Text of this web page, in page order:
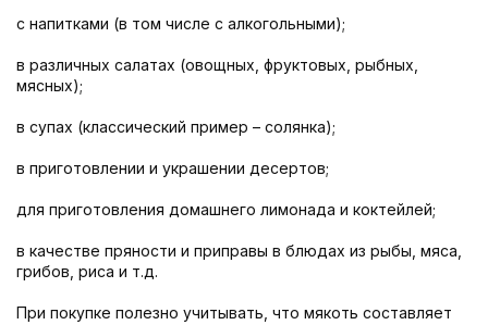
с напитками (в том числе с алкогольными);
в различных салатах (овощных, фруктовых, рыбных,
мясных);
в супах (классический пример – солянка);
в приготовлении и украшении десертов;
для приготовления домашнего лимонада и коктейлей;
в качестве пряности и приправы в блюдах из рыбы, мяса,
грибов, риса и т.д.
При покупке полезно учитывать, что мякоть составляет